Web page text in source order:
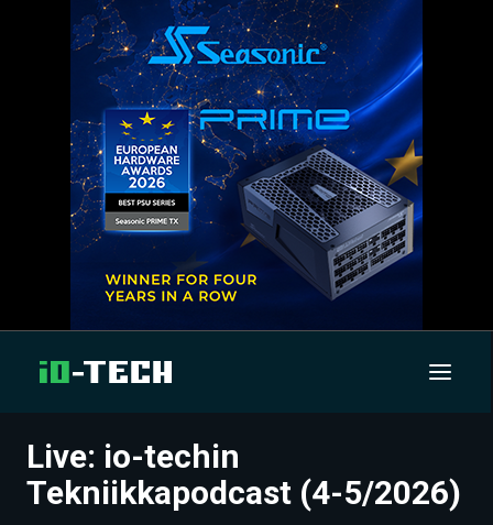
UUTISET
Live: io-techin
Tekniikkapodcast (4-5/2026)